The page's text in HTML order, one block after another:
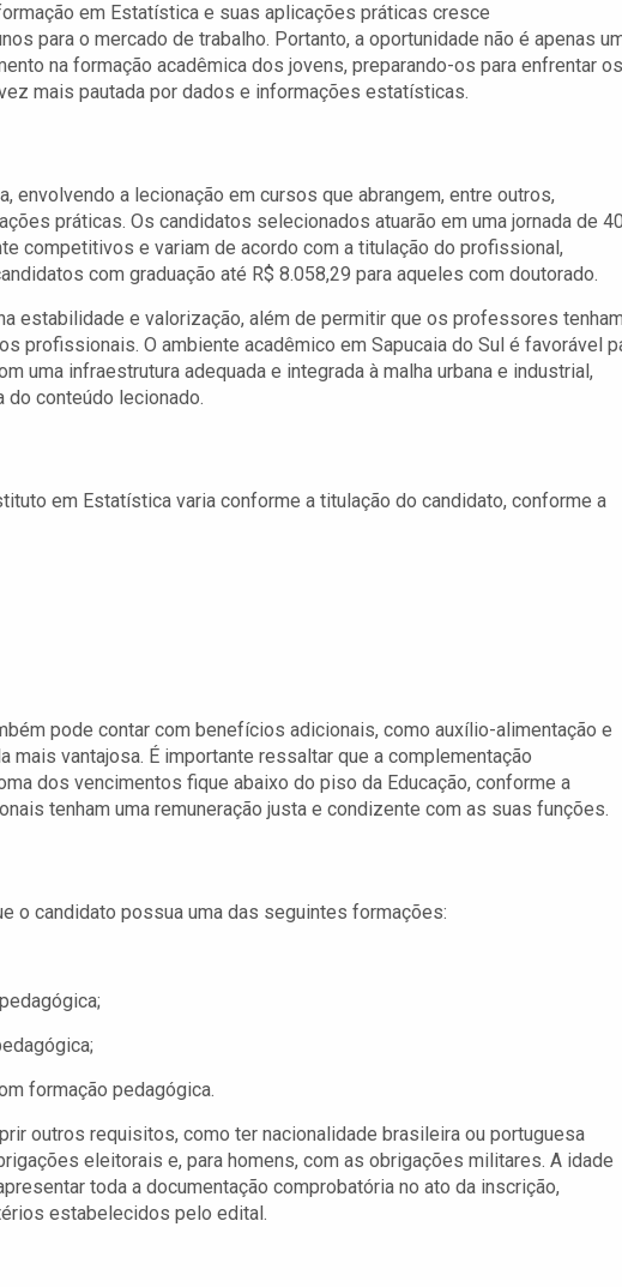
em Estatística e suas aplicações práticas cresce
para o mercado de trabalho. Portanto, a oportunidade não é apenas
na formação acadêmica dos jovens, preparando-os para enfrentar os
mais pautada por dados e informações estatísticas.
envolvendo a lecionação em cursos que abrangem, entre outros,
práticas. Os candidatos selecionados atuarão em uma jornada de
competitivos e variam de acordo com a titulação do profissional,
com graduação até R$ 8.058,29 para aqueles com doutorado.
estabilidade e valorização, além de permitir que os professores
profissionais. O ambiente acadêmico em Sapucaia do Sul é favorável
uma infraestrutura adequada e integrada à malha urbana e industrial,
do conteúdo lecionado.
em Estatística varia conforme a titulação do candidato, conforme a
pode contar com benefícios adicionais, como auxílio-alimentação e
mais vantajosa. É importante ressaltar que a complementação
dos vencimentos fique abaixo do piso da Educação, conforme a
tenham uma remuneração justa e condizente com as suas funções.
o candidato possua uma das seguintes formações:
formação pedagógica.
outros requisitos, como ter nacionalidade brasileira ou portuguesa
eleitorais e, para homens, com as obrigações militares. A idade
toda a documentação comprobatória no ato da inscrição,
estabelecidos pelo edital.